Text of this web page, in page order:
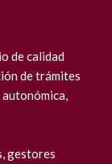
de calidad
de trámites
gestores